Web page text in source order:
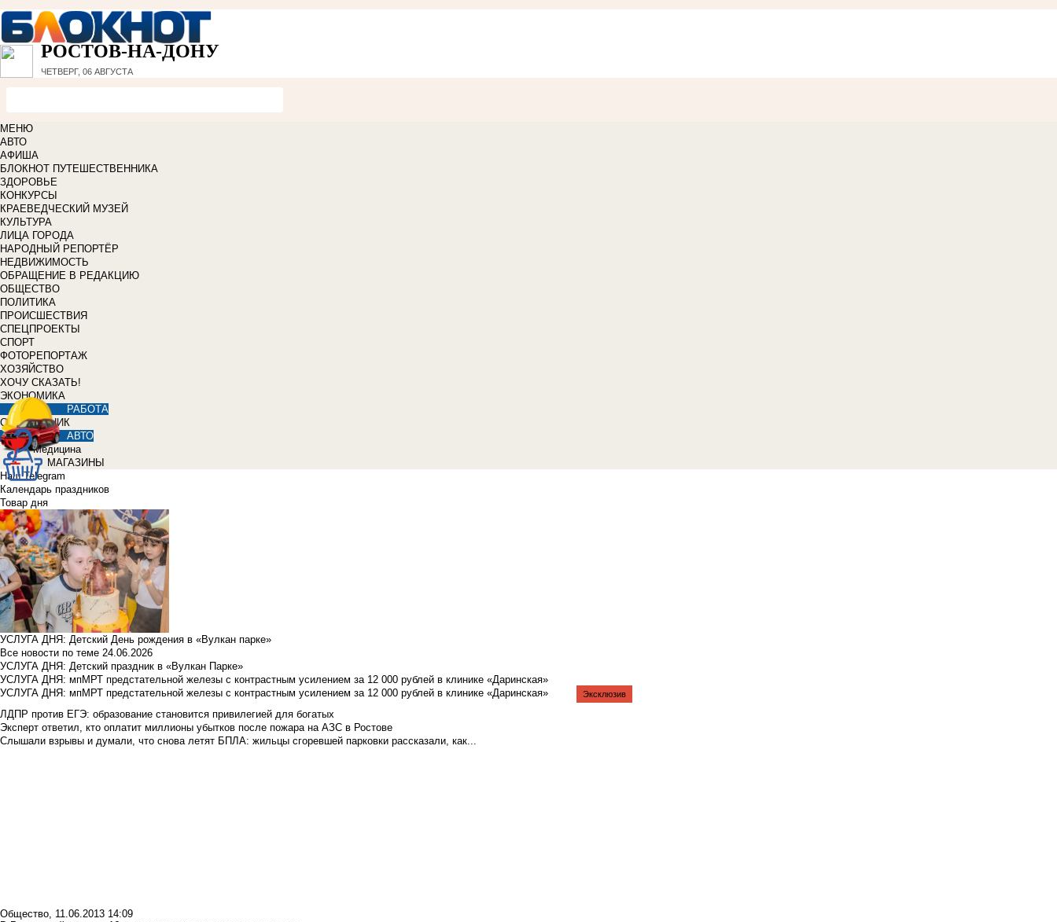
РОСТОВ-НА-ДОНУ
ЧЕТВЕРГ, 06 АВГУСТА
МЕНЮ
АВТО
АФИША
БЛОКНОТ ПУТЕШЕСТВЕННИКА
ЗДОРОВЬЕ
КОНКУРСЫ
КРАЕВЕДЧЕСКИЙ МУЗЕЙ
КУЛЬТУРА
ЛИЦА ГОРОДА
НАРОДНЫЙ РЕПОРТЁР
НЕДВИЖИМОСТЬ
ОБРАЩЕНИЕ В РЕДАКЦИЮ
ОБЩЕСТВО
ПОЛИТИКА
ПРОИСШЕСТВИЯ
СПЕЦПРОЕКТЫ
СПОРТ
ФОТОРЕПОРТАЖ
ХОЗЯЙСТВО
ХОЧУ СКАЗАТЬ!
ЭКОНОМИКА
РАБОТА
СПРАВОЧНИК
АВТО
Медицина
МАГАЗИНЫ
Наш Telegram
Календарь праздников
Товар дня
УСЛУГА ДНЯ: Детский День рождения в «Вулкан парке»
Все новости по теме 24.06.2026
УСЛУГА ДНЯ: Детский праздник в «Вулкан Парке»
УСЛУГА ДНЯ: мпМРТ предстательной железы с контрастным усилением за 12 000 рублей в клинике «Даринская»
УСЛУГА ДНЯ: мпМРТ предстательной железы с контрастным усилением за 12 000 рублей в клинике «Даринская»
ЛДПР против ЕГЭ: образование становится привилегией для богатых
Эксперт ответил, кто оплатит миллионы убытков после пожара на АЗС в Ростове
Слышали взрывы и думали, что снова летят БПЛА: жильцы сгоревшей парковки рассказали, как...
Эксклюзив
Общество, 11.06.2013 14:09